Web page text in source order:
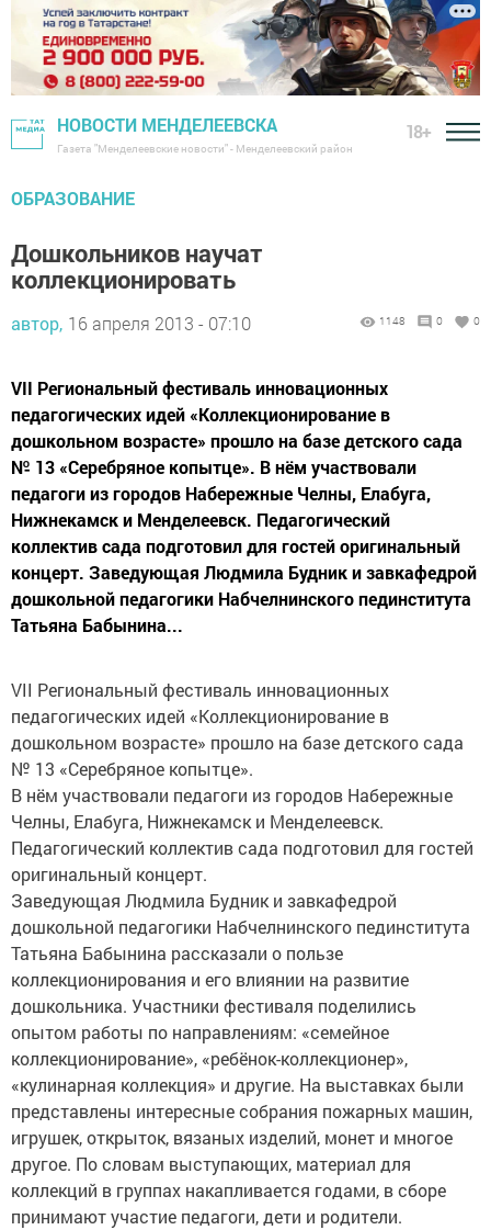
НОВОСТИ МЕНДЕЛЕЕВСКА
Газета "Менделеевские новости" - Менделеевский район
18+
ОБРАЗОВАНИЕ
Дошкольников научат
коллекционировать
автор, 16 апреля 2013 - 07:10 1148 0 0
VII Региональный фестиваль инновационных
педагогических идей «Коллекционирование в
дошкольном возрасте» прошло на базе детского сада
№ 13 «Серебряное копытце». В нём участвовали
педагоги из городов Набережные Челны, Елабуга,
Нижнекамск и Менделеевск. Педагогический
коллектив сада подготовил для гостей оригинальный
концерт. Заведующая Людмила Будник и завкафедрой
дошкольной педагогики Набчелнинского пединститута
Татьяна Бабынина...
VII Региональный фестиваль инновационных
педагогических идей «Коллекционирование в
дошкольном возрасте» прошло на базе детского сада
№ 13 «Серебряное копытце».
В нём участвовали педагоги из городов Набережные
Челны, Елабуга, Нижнекамск и Менделеевск.
Педагогический коллектив сада подготовил для гостей
оригинальный концерт.
Заведующая Людмила Будник и завкафедрой
дошкольной педагогики Набчелнинского пединститута
Татьяна Бабынина рассказали о пользе
коллекционирования и его влиянии на развитие
дошкольника. Участники фестиваля поделились
опытом работы по направлениям: «семейное
коллекционирование», «ребёнок-коллекционер»,
«кулинарная коллекция» и другие. На выставках были
представлены интересные собрания пожарных машин,
игрушек, открыток, вязаных изделий, монет и многое
другое. По словам выступающих, материал для
коллекций в группах накапливается годами, в сборе
принимают участие педагоги, дети и родители.